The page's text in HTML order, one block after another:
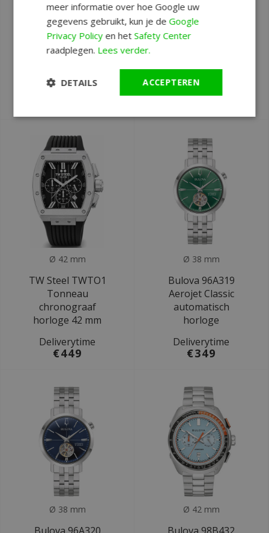
Ø 42 mm
TW Steel TWTO3
Tonneau
chronograaf
Deliverytime
Ø 42 mm
TW Steel TWTO2
Tonneau
horloge
Ø 42 mm
TW Steel TWTO1
Tonneau
chronograaf
horloge 42 mm
Deliverytime
€449
Ø 38 mm
Bulova 96A319
Aerojet Classic
automatisch
horloge
Deliverytime
€349
Ø 38 mm Ø 42 mm
meer informatie over hoe Google uw
gegevens gebruikt, kun je deGoogle
Privacy Policyen hetSafety Center
raadplegen. Lees verder.
ACCEPTEREN
DETAILS